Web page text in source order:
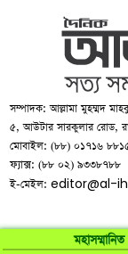
সম্পাদক: আল্লামা মুহম্মদ
৫, আউটার সারকুলার রোড,
মোবাইল: (৮৮) ০১৭১৬
ফ্যাক্স: (৮৮ ০২) ৯৩৩৮৭৮৮
ই-মেইল:editor@al-